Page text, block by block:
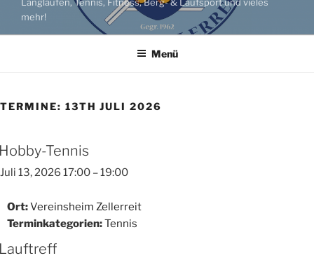
mehr!
Menü
TERMINE: 13TH JULI 2026
Tennis
Juli 13, 2026 17:00 –19:00
Ort:Vereinsheim Zellerreit
Terminkategorien:Tennis